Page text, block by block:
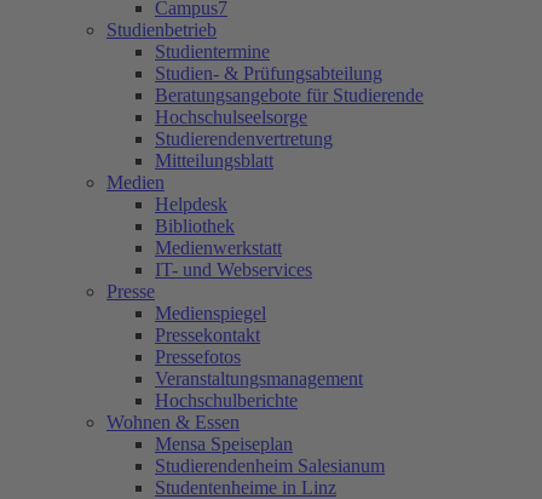
Campus7
Studienbetrieb
Studientermine
Studien- & Prüfungsabteilung
Beratungsangebote für Studierende
Hochschulseelsorge
Studierendenvertretung
Mitteilungsblatt
Medien
Helpdesk
Bibliothek
Medienwerkstatt
IT- und Webservices
Presse
Medienspiegel
Pressekontakt
Pressefotos
Veranstaltungsmanagement
Hochschulberichte
Wohnen & Essen
Mensa Speiseplan
Studierendenheim Salesianum
Studentenheime in Linz